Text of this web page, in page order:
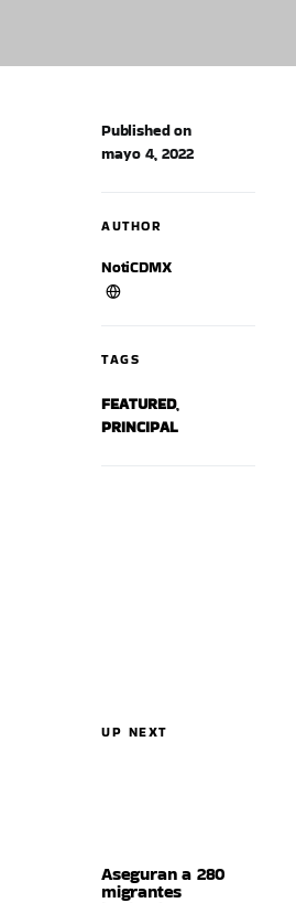
UP NEXT
Aseguran a 280
migrantes
Published on
mayo 4, 2022
AUTHOR
NotiCDMX
TAGS
FEATURED,
PRINCIPAL